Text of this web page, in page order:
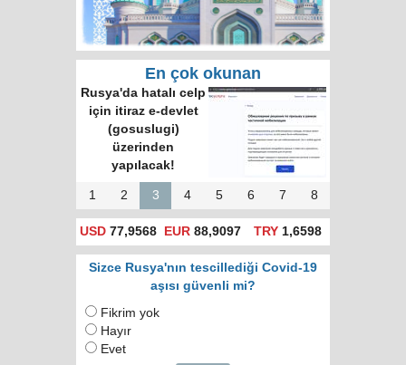
En çok okunan
Çin, Rusya’nın
aradığı müttefik
oldu mu?
1 2 3 4 5 6 7 8
USD 77,9568 EUR 88,9097 TRY1,6598
Sizce Rusya'nın tescillediği Covid-19
aşısı güvenli mi?
Fikrim yok
Hayır
Evet